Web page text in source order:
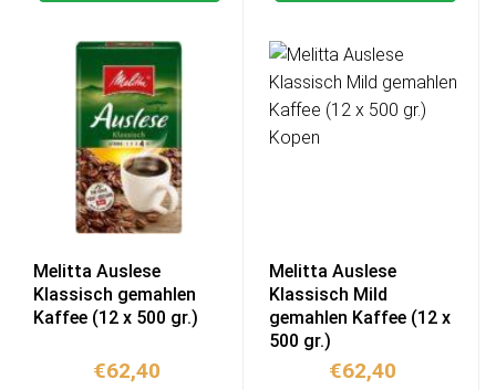
Melitta Auslese
Klassisch gemahlen
Kaffee (12 x 500 gr.)
€62,40
Melitta Auslese
Klassisch Mild
gemahlen Kaffee (12 x
500 gr.)
€62,40